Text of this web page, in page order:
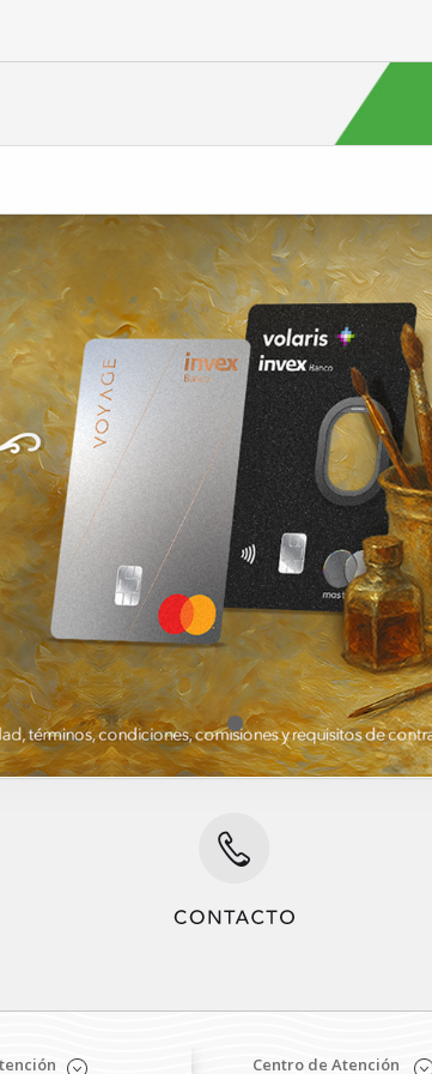
Centro de Atención